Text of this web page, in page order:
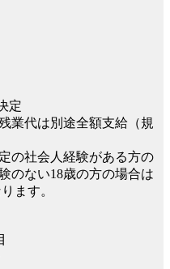
定
業代は別途全額支給（規
の社会人経験がある方の
のない18歳の方の場合は
ます。